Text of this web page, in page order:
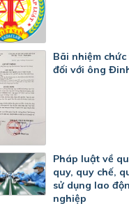
Bãi nhiệm
đối với ông
Pháp luật về
quy, quy chế,
sử dụng lao
nghiệp